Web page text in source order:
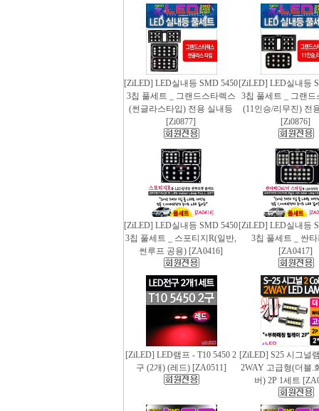
[ZiLED] LED실내등 SMD 5450
3칩 풀세트 _ 그랜드스타렉스
(썬글라스타입) 전용 실내등
[Zi0877]
[ZiLED] LED실내등
3칩 풀세트 _ 그랜드
(11인승/리무진) 전
[Zi0876]
[ZiLED] LED실내등 SMD 5450
3칩 풀세트 _ 스포티지R(일반,
썬루프 공용) [ZA0416]
[ZiLED] LED실내등
3칩 풀세트 _ 싼
[ZA0417]
[ZiLED] LED램프 - T10 5450 2
구 (2개) (레드) [ZA0511]
[ZiLED] S25 시그널
2WAY 고급형(더블.
버) 2P 1세트